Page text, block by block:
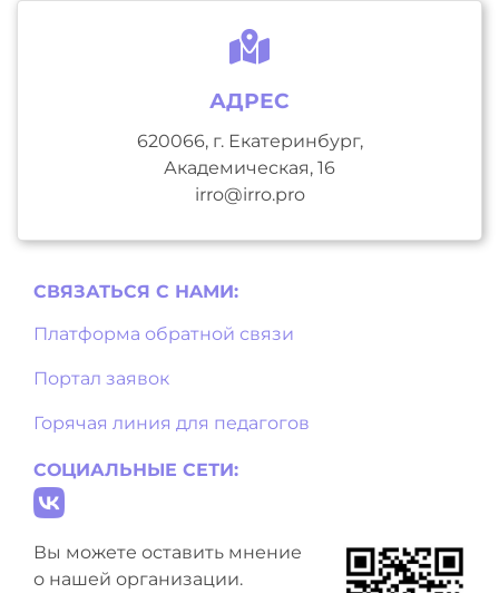
АДРЕС
620066, г. Екатеринбург,
Академическая, 16
irro@irro.pro
СВЯЗАТЬСЯ С НAМИ:
Платформа обратной связи
Портал заявок
Горячая линия для педагогов
СОЦИАЛЬНЫЕ СЕТИ:
Вы можете оставить мнение
о нашей организации.